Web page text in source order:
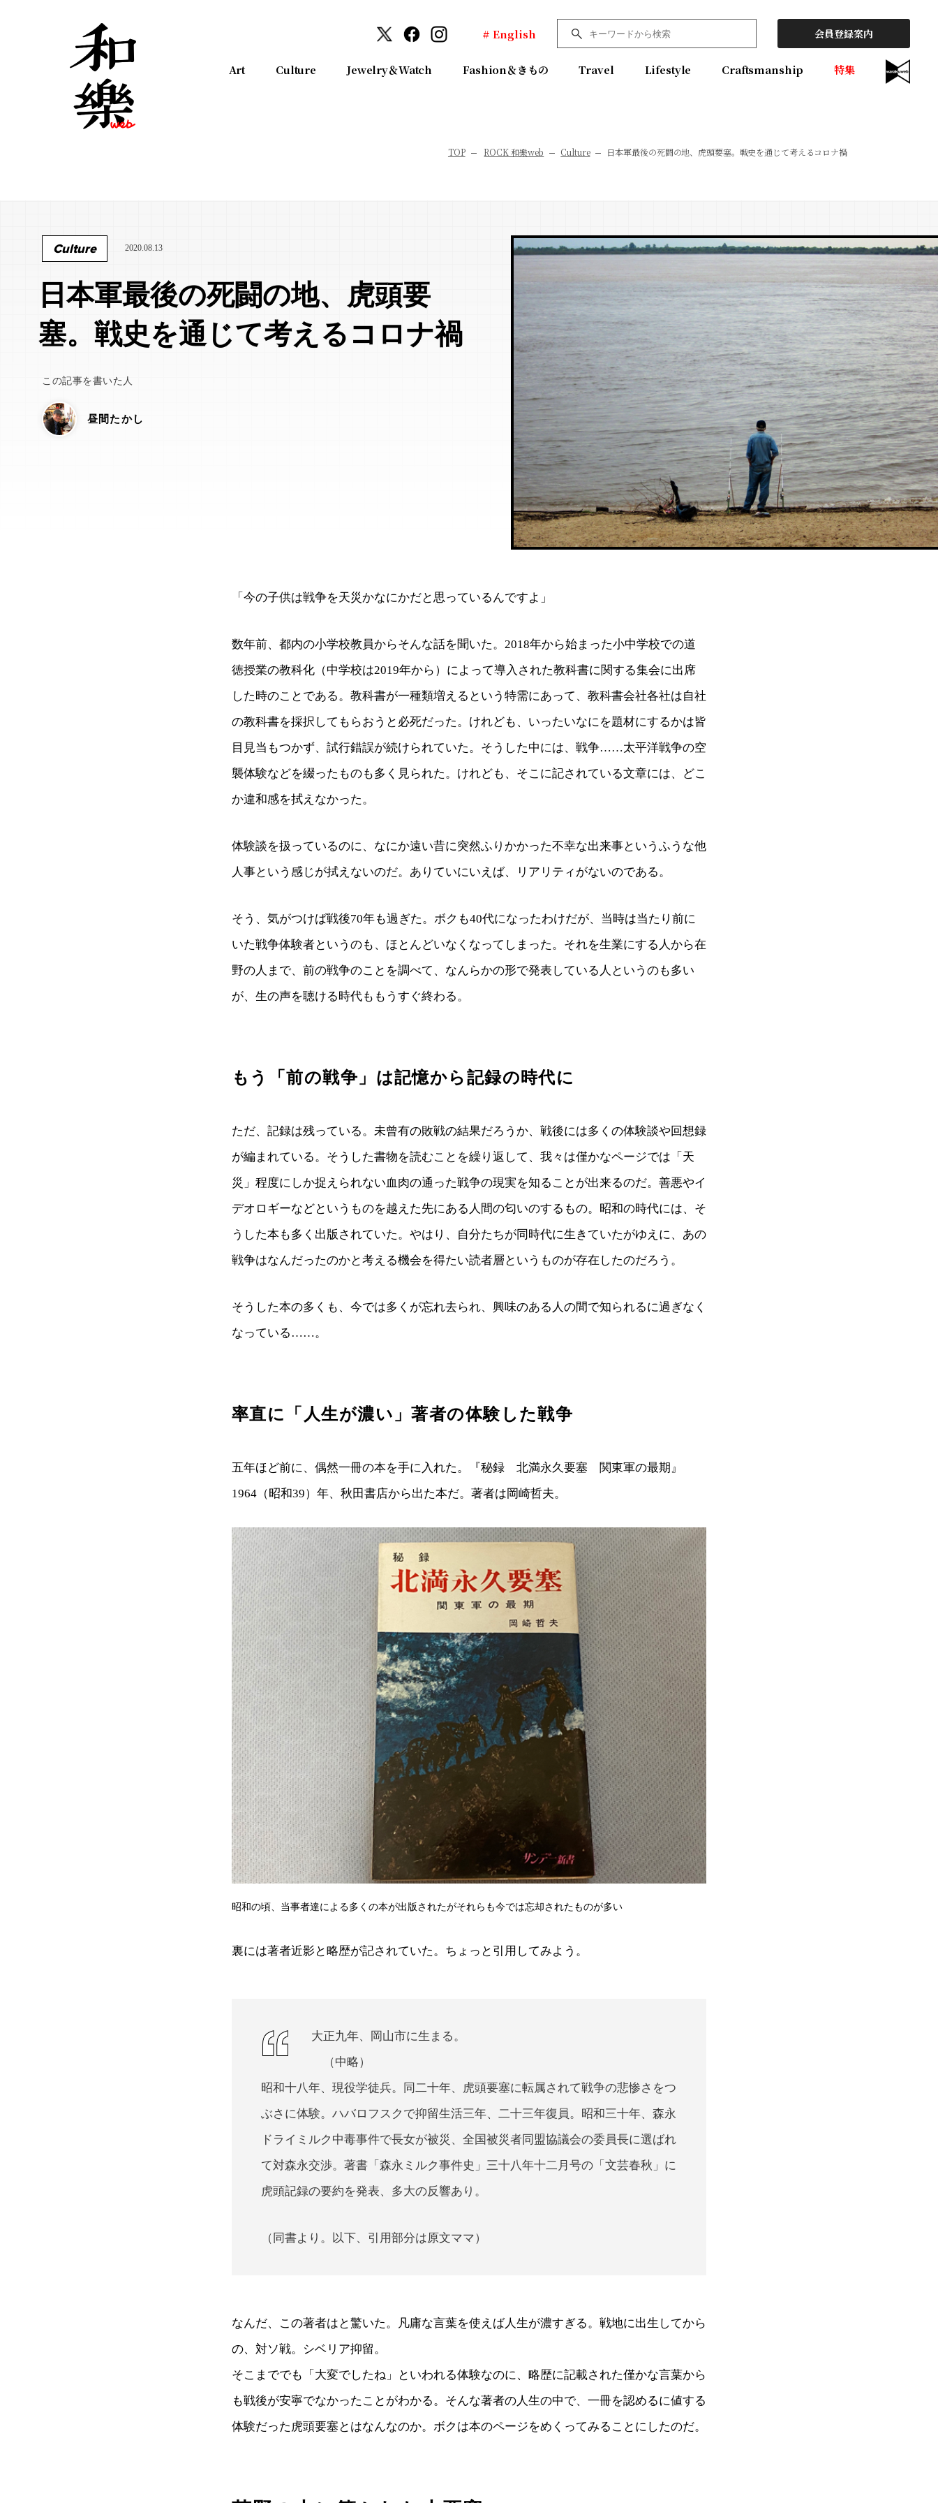
# English 会員登録案内
Art Culture Jewelry＆Watch Fashion＆きもの Travel Lifestyle Craftsmanship 特集
TOP ROCK 和樂web Culture 日本軍最後の死闘の地、虎頭要塞。戦史を通じて考えるコロナ禍
Culture 2020.08.13
日本軍最後の死闘の地、虎頭要
塞。戦史を通じて考えるコロナ禍
この記事を書いた人
昼間たかし
「今の子供は戦争を天災かなにかだと思っているんですよ」
数年前、都内の小学校教員からそんな話を聞いた。2018年から始まった小中学校での道
徳授業の教科化（中学校は2019年から）によって導入された教科書に関する集会に出席
した時のことである。教科書が一種類増えるという特需にあって、教科書会社各社は自社
の教科書を採択してもらおうと必死だった。けれども、いったいなにを題材にするかは皆
目見当もつかず、試行錯誤が続けられていた。そうした中には、戦争……太平洋戦争の空
襲体験などを綴ったものも多く見られた。けれども、そこに記されている文章には、どこ
か違和感を拭えなかった。
体験談を扱っているのに、なにか遠い昔に突然ふりかかった不幸な出来事というふうな他
人事という感じが拭えないのだ。ありていにいえば、リアリティがないのである。
そう、気がつけば戦後70年も過ぎた。ボクも40代になったわけだが、当時は当たり前に
いた戦争体験者というのも、ほとんどいなくなってしまった。それを生業にする人から在
野の人まで、前の戦争のことを調べて、なんらかの形で発表している人というのも多い
が、生の声を聴ける時代ももうすぐ終わる。
もう「前の戦争」は記憶から記録の時代に
ただ、記録は残っている。未曾有の敗戦の結果だろうか、戦後には多くの体験談や回想録
が編まれている。そうした書物を読むことを繰り返して、我々は僅かなページでは「天
災」程度にしか捉えられない血肉の通った戦争の現実を知ることが出来るのだ。善悪やイ
デオロギーなどというものを越えた先にある人間の匂いのするもの。昭和の時代には、そ
うした本も多く出版されていた。やはり、自分たちが同時代に生きていたがゆえに、あの
戦争はなんだったのかと考える機会を得たい読者層というものが存在したのだろう。
そうした本の多くも、今では多くが忘れ去られ、興味のある人の間で知られるに過ぎなく
なっている……。
率直に「人生が濃い」著者の体験した戦争
五年ほど前に、偶然一冊の本を手に入れた。『秘録 北満永久要塞 関東軍の最期』
1964（昭和39）年、秋田書店から出た本だ。著者は岡崎哲夫。
昭和の頃、当事者達による多くの本が出版されたがそれらも今では忘却されたものが多い
裏には著者近影と略歴が記されていた。ちょっと引用してみよう。
大正九年、岡山市に生まる。
（中略）
昭和十八年、現役学徒兵。同二十年、虎頭要塞に転属されて戦争の悲惨さをつ
ぶさに体験。ハバロフスクで抑留生活三年、二十三年復員。昭和三十年、森永
ドライミルク中毒事件で長女が被災、全国被災者同盟協議会の委員長に選ばれ
て対森永交渉。著書「森永ミルク事件史」三十八年十二月号の「文芸春秋」に
虎頭記録の要約を発表、多大の反響あり。
（同書より。以下、引用部分は原文ママ）
なんだ、この著者はと驚いた。凡庸な言葉を使えば人生が濃すぎる。戦地に出生してから
の、対ソ戦。シベリア抑留。
そこまででも「大変でしたね」といわれる体験なのに、略歴に記載された僅かな言葉から
も戦後が安寧でなかったことがわかる。そんな著者の人生の中で、一冊を認めるに値する
体験だった虎頭要塞とはなんなのか。ボクは本のページをめくってみることにしたのだ。